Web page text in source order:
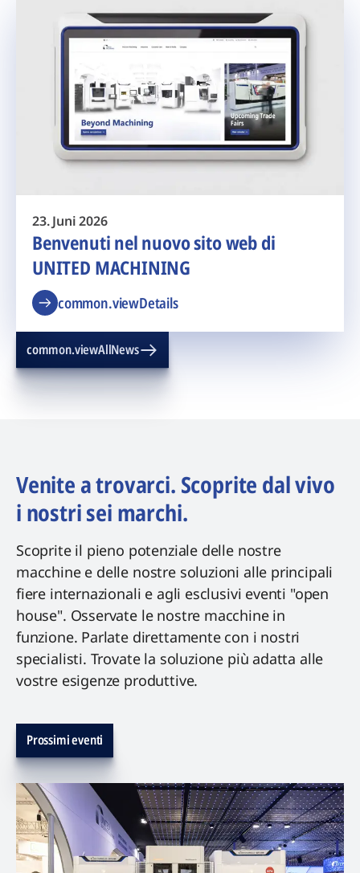
23. Juni 2026
Benvenuti nel nuovo sito web di
UNITED MACHINING
common.viewDetails
common.viewAllNews
Venite a trovarci. Scoprite dal vivo
i nostri sei marchi.
Scoprite il pieno potenziale delle nostre
macchine e delle nostre soluzioni alle principali
fiere internazionali e agli esclusivi eventi "open
house". Osservate le nostre macchine in
funzione. Parlate direttamente con i nostri
specialisti. Trovate la soluzione più adatta alle
vostre esigenze produttive.
Prossimi eventi